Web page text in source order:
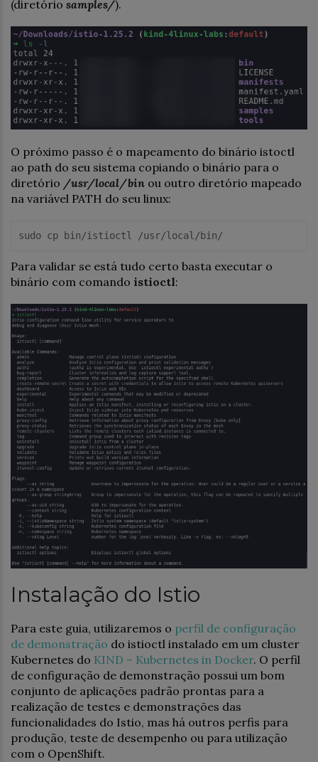
(diretório samples/).
O próximo passo é o mapeamento do binário istoctl
ao path do seu sistema copiando o binário para o
diretório /usr/local/bin ou outro diretório mapeado
na variável PATH do seu linux:
sudo cp bin/istioctl /usr/local/bin/
Para validar se está tudo certo basta executar o
binário com comando istioctl:
Instalação do Istio
Para este guia, utilizaremos o perfil de configuração
de demonstração do istioctl instalado em um cluster
Kubernetes do KIND – Kubernetes in Docker. O perfil
de configuração de demonstração possui um bom
conjunto de aplicações padrão prontas para a
realização de testes e demonstrações das
funcionalidades do Istio, mas há outros perfis para
produção, teste de desempenho ou para utilização
com o OpenShift.